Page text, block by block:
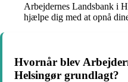
Arbejdernes Landsbank i
hjælpe dig med at opnå
Hvornår blev
Helsingør grundlagt?